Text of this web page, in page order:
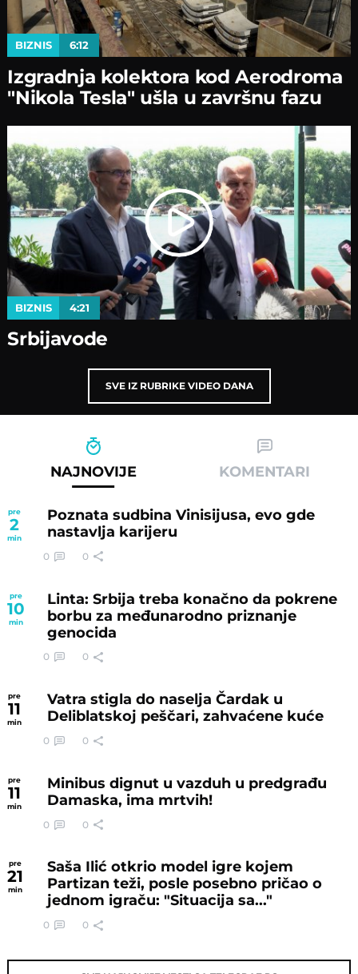
BIZNIS 6:12
Izgradnja kolektora kod Aerodroma
"Nikola Tesla" ušla u završnu fazu
BIZNIS 4:21
Srbijavode
SVE IZ RUBRIKE VIDEO DANA
NAJNOVIJE KOMENTARI
pre
2
min
Poznata sudbina Vinisijusa, evo gde
nastavlja karijeru
0 0
pre
10
min
Linta: Srbija treba konačno da pokrene
borbu za međunarodno priznanje
genocida
0 0
pre
11
min
Vatra stigla do naselja Čardak u
Deliblatskoj peščari, zahvaćene kuće
0 0
pre
11
min
Minibus dignut u vazduh u predgrađu
Damaska, ima mrtvih!
0 0
pre
21
min
Saša Ilić otkrio model igre kojem
Partizan teži, posle posebno pričao o
jednom igraču: "Situacija sa..."
0 0